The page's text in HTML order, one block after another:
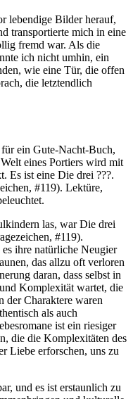
lebendige Bilder herauf,
transportierte mich in eine
fremd war. Als die
ich nicht umhin, ein
wie eine Tür, die offen
die letztendlich
ein Gute-Nacht-Buch,
eines Portiers wird mit
Es ist eine Die drei ???.
#119). Lektüre,
las, war Die drei
#119).
ihre natürliche Neugier
das allzu oft verloren
daran, dass selbst in
Komplexität wartet, die
der Charaktere waren
als auch
ist ein riesiger
die die Komplexitäten des
Liebe erforschen, uns zu
und es ist erstaunlich zu